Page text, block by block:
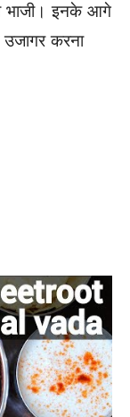
भाजी। इनके आगे
करना